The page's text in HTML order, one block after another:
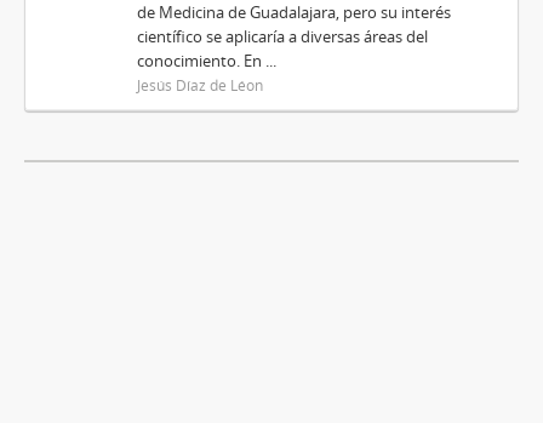
de Medicina de Guadalajara, pero su interés
científico se aplicaría a diversas áreas del
conocimiento. En ...
Jesús Díaz de Léon